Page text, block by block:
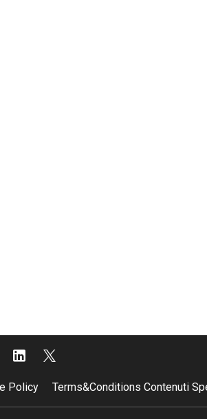
Policy Terms&Conditions Contenuti